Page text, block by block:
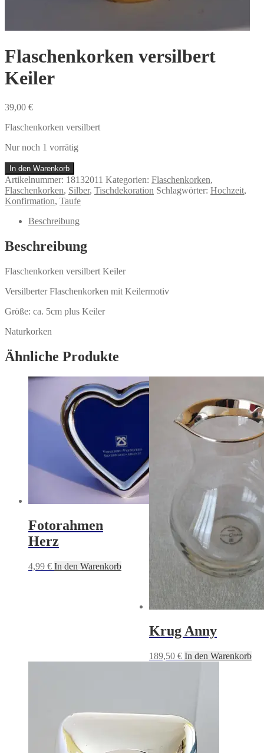
Flaschenkorken versilbert
Keiler
39,00 €
Flaschenkorken versilbert
Nur noch 1 vorrätig
Flaschenkorken
versilbert
Keiler
Menge
In den Warenkorb
Artikelnummer: 18132011 Kategorien: Flaschenkorken,
Flaschenkorken, Silber, Tischdekoration Schlagwörter: Hochzeit,
Konfirmation, Taufe
Beschreibung
Beschreibung
Flaschenkorken versilbert Keiler
Versilberter Flaschenkorken mit Keilermotiv
Größe: ca. 5cm plus Keiler
Naturkorken
Ähnliche Produkte
Fotorahmen
Herz
4,99 € In den Warenkorb
Krug Anny
189,50 € In den Warenkorb